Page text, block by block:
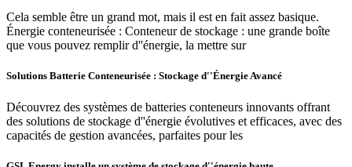
Cela semble être un grand mot, mais il est en fait assez basique.
Énergie conteneurisée : Conteneur de stockage : une grande boîte
que vous pouvez remplir d''énergie, la mettre sur
Solutions Batterie Conteneurisée : Stockage d''Énergie Avancé
Découvrez des systèmes de batteries conteneurs innovants offrant
des solutions de stockage d''énergie évolutives et efficaces, avec des
capacités de gestion avancées, parfaites pour les